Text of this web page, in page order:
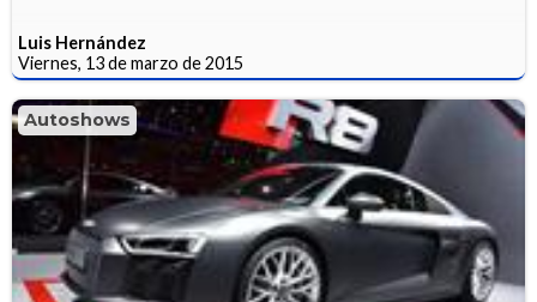
Luis Hernández
Viernes, 13 de marzo de 2015
Autoshows